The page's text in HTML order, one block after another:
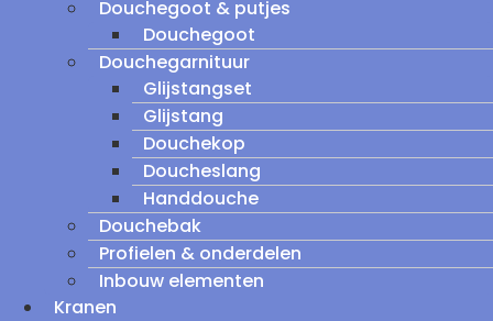
Douchegoot & putjes
Douchegoot
Douchegarnituur
Glijstangset
Glijstang
Douchekop
Doucheslang
Handdouche
Douchebak
Profielen & onderdelen
Inbouw elementen
Kranen